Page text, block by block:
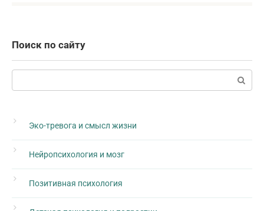
Поиск по сайту
Поиск:
Эко-тревога и смысл жизни
Нейропсихология и мозг
Позитивная психология